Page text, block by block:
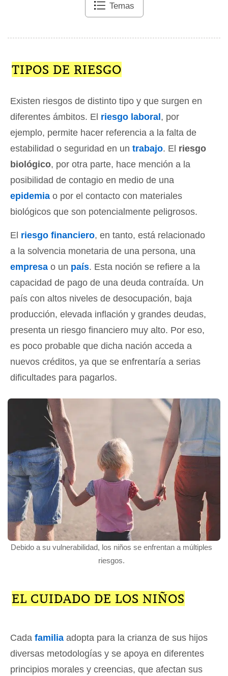
Temas
TIPOS DE RIESGO
Existen riesgos de distinto tipo y que surgen en
diferentes ámbitos. El riesgo laboral, por
ejemplo, permite hacer referencia a la falta de
estabilidad o seguridad en un trabajo. El riesgo
biológico, por otra parte, hace mención a la
posibilidad de contagio en medio de una
epidemia o por el contacto con materiales
biológicos que son potencialmente peligrosos.
El riesgo financiero, en tanto, está relacionado
a la solvencia monetaria de una persona, una
empresa o un país. Esta noción se refiere a la
capacidad de pago de una deuda contraída. Un
país con altos niveles de desocupación, baja
producción, elevada inflación y grandes deudas,
presenta un riesgo financiero muy alto. Por eso,
es poco probable que dicha nación acceda a
nuevos créditos, ya que se enfrentaría a serias
dificultades para pagarlos.
Debido a su vulnerabilidad, los niños se enfrentan a múltiples
riesgos.
EL CUIDADO DE LOS NIÑOS
Cada familia adopta para la crianza de sus hijos
diversas metodologías y se apoya en diferentes
principios morales y creencias, que afectan sus